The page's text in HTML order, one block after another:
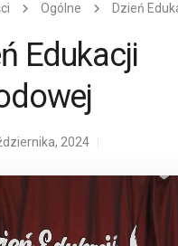
Ogólne Dzień
Edukacji
2024